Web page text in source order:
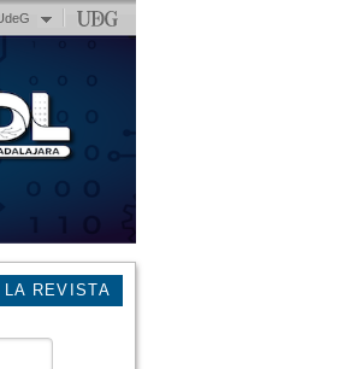
REVISTA